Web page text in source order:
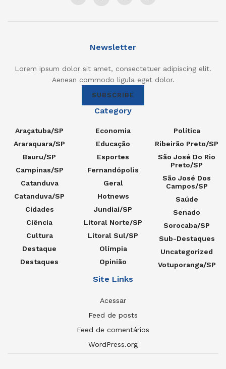
Newsletter
Lorem ipsum dolor sit amet, consectetuer adipiscing elit.
Aenean commodo ligula eget dolor.
SUBSCRIBE
Category
Araçatuba/SP
Araraquara/SP
Bauru/SP
Campinas/SP
Catanduva
Catanduva/SP
Cidades
Ciência
Cultura
Destaque
Destaques
Economia
Educação
Esportes
Fernandópolis
Geral
Hotnews
Jundiaí/SP
Litoral Norte/SP
Litoral Sul/SP
Olímpia
Opinião
Política
Ribeirão Preto/SP
São José Do Rio
Preto/SP
São José Dos
Campos/SP
Saúde
Senado
Sorocaba/SP
Sub-Destaques
Uncategorized
Votuporanga/SP
Site Links
Acessar
Feed de posts
Feed de comentários
WordPress.org